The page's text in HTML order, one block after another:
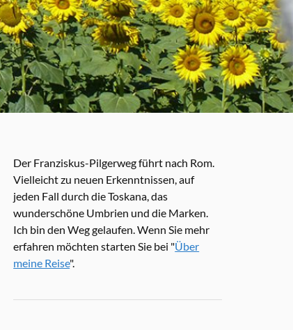
Der Franziskus-Pilgerweg führt nach Rom.
Vielleicht zu neuen Erkenntnissen, auf
jeden Fall durch die Toskana, das
wunderschöne Umbrien und die Marken.
Ich bin den Weg gelaufen. Wenn Sie mehr
erfahren möchten starten Sie bei "Über
meine Reise".